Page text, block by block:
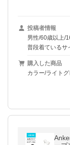
投稿者情報
男性/60歳以上/
普段着ているサ
購入した商品
カラー/ライト